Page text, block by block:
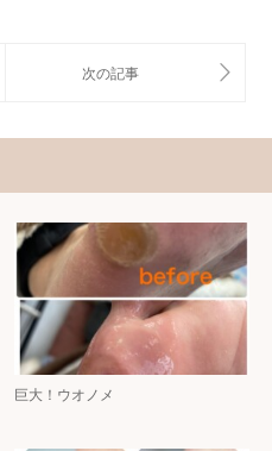
巨大！ウオノメ